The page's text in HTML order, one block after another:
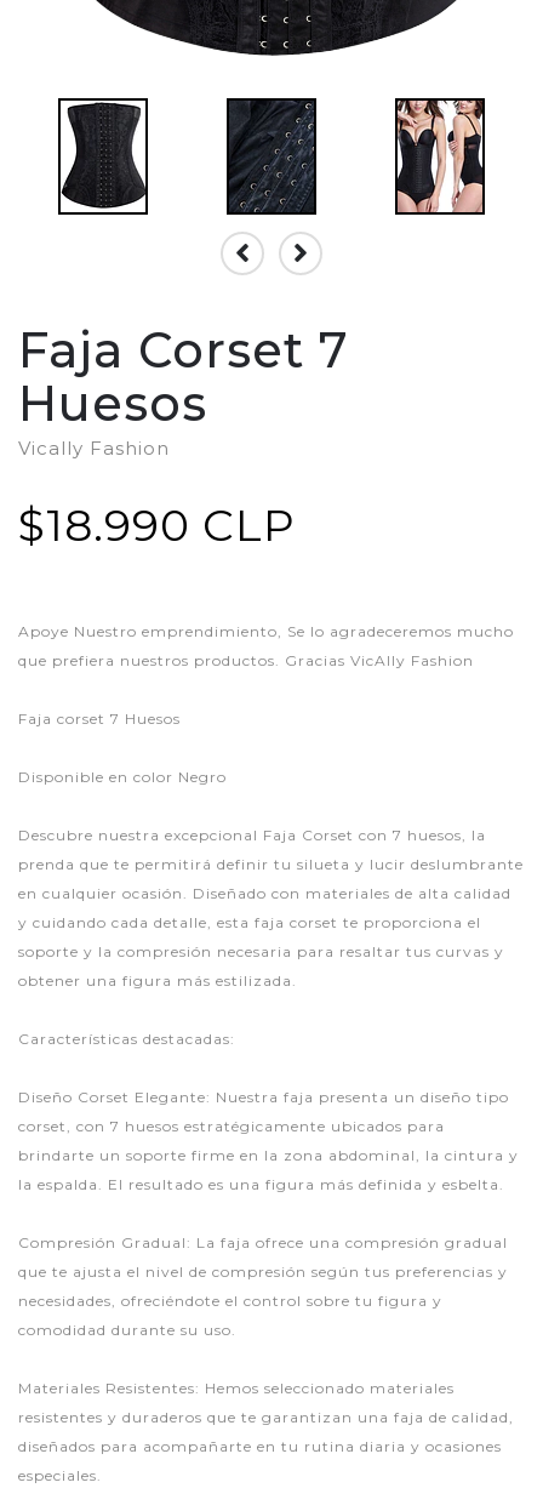
Faja Corset 7
Huesos
Vically Fashion
$18.990 CLP
Apoye Nuestro emprendimiento, Se lo agradeceremos mucho
que prefiera nuestros productos. Gracias VicAlly Fashion
Faja corset 7 Huesos
Disponible en color Negro
Descubre nuestra excepcional Faja Corset con 7 huesos, la
prenda que te permitirá definir tu silueta y lucir deslumbrante
en cualquier ocasión. Diseñado con materiales de alta calidad
y cuidando cada detalle, esta faja corset te proporciona el
soporte y la compresión necesaria para resaltar tus curvas y
obtener una figura más estilizada.
Características destacadas:
Diseño Corset Elegante: Nuestra faja presenta un diseño tipo
corset, con 7 huesos estratégicamente ubicados para
brindarte un soporte firme en la zona abdominal, la cintura y
la espalda. El resultado es una figura más definida y esbelta.
Compresión Gradual: La faja ofrece una compresión gradual
que te ajusta el nivel de compresión según tus preferencias y
necesidades, ofreciéndote el control sobre tu figura y
comodidad durante su uso.
Materiales Resistentes: Hemos seleccionado materiales
resistentes y duraderos que te garantizan una faja de calidad,
diseñados para acompañarte en tu rutina diaria y ocasiones
especiales.